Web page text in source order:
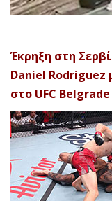
Έκρηξη στη
Daniel Rodriguez
στο UFC